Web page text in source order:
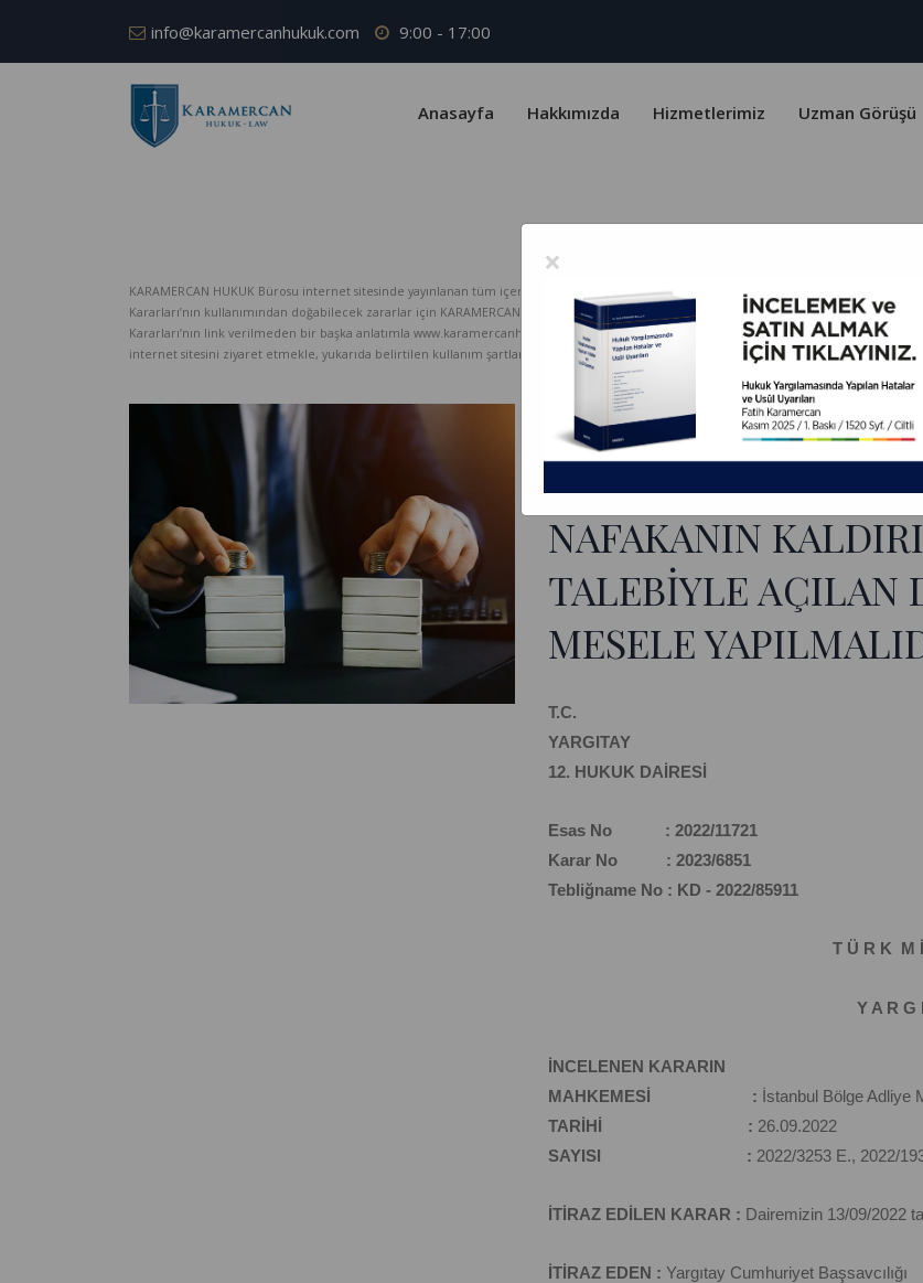
info@karamercanhukuk.com 9:00 - 17:00
Anasayfa Hakkımızda Hizmetlerimiz Uzman Görüşü
KARAMERCAN HUKUK Bürosu internet sitesinde yayınlanan tüm içerik telif yasaları ve Türk Patent Enstitüsü kapsamında koruma
Kararları’nın kullanımından doğabilecek zararlar için KARAMERCAN HUKUK Bürosu hiçbir sorumluluk kabul etmez.
Kararları’nın link verilmeden bir başka anlatımla www.karamercanhukuk.com internet adresinden alındığı belirtilmeksizin kopyalanması,
internet sitesini ziyaret etmekle, yukarıda belirtilen kullanım şartlarını kabul etmiş sayılırsınız.
NAFAKA
SUÇU
NAFAKANIN
TALEBİYLE AÇILAN
MESELE
T.C.
YARGITAY
12. HUKUK DAİRESİ
Esas No : 2022/11721
Karar No : 2023/6851
Tebliğname No : KD - 2022/85911
T Ü R K M
Y A R
İNCELENEN KARARIN
MAHKEMESİ : İstanbul Bölge Adliye
TARİHİ : 26.09.2022
SAYISI : 2022/3253 E., 2022/
İTİRAZ EDİLEN KARAR : Dairemizin 13/09/2022
İTİRAZ EDEN : Yargıtay Cumhuriyet Başsavcılığı
×